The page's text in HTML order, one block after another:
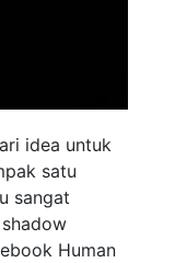
idea untuk
satu
sangat
Human